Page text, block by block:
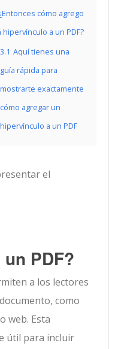
¿Entonces cómo agrego
hipervínculo a un PDF?
3.1 Aquí tienes una
guía rápida para
mostrarte exactamente
cómo agregar un
hipervínculo a un PDF
el
PDF?
a los lectores
como
web. Esta
útil para incluir